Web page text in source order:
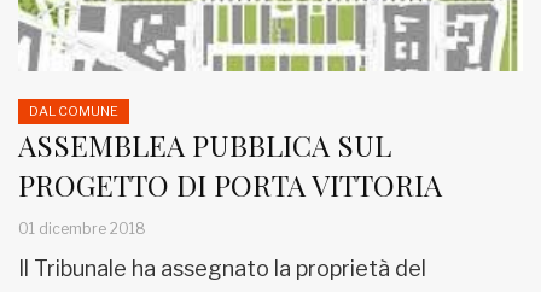
DAL COMUNE
ASSEMBLEA PUBBLICA SUL
PROGETTO DI PORTA VITTORIA
01 dicembre 2018
Il Tribunale ha assegnato la proprietà del